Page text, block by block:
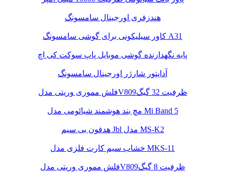
هندزفری اورجینال سامسونگ
کاور سیلیکونی برای گوشی سامسونگ A31
پایه نگهدارنده گوشی موبایل پاپ سوکت کی اچ
آداپتور شارژر اورجینال سامسونگ
فلش مموری وریتی مدلV809ظرفیت 32 گیگ
مچ بند هوشمند شیائومی مدل Mi Band 5
هدفون بی سیم Jbl مدل MS-K2
خشاب سیم کارت فلزی مدل MKS-11
فلش مموری وریتی مدلV809ظرفیت 8 گیگ